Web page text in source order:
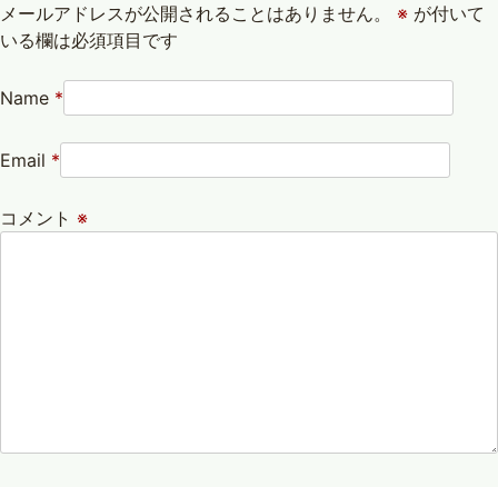
メールアドレスが公開されることはありません。 ※ が付いて
いる欄は必須項目です
Name *
Email *
コメント ※